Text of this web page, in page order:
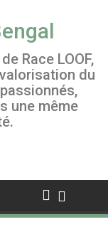
Race LOOF,
du
une même